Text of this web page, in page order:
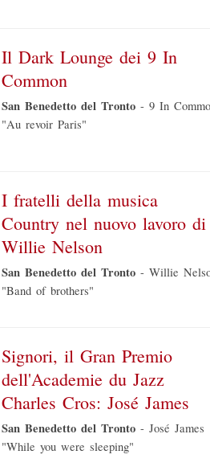
Il Dark Lounge dei 9 In
Common
San Benedetto del Tronto - 9 In
"Au revoir Paris"
I fratelli della musica
Country nel nuovo lavoro di
Willie Nelson
San Benedetto del Tronto - Willie
"Band of brothers"
Signori, il Gran Premio
dell'Academie du Jazz
Charles Cros: José James
San Benedetto del Tronto - José James
"While you were sleeping"